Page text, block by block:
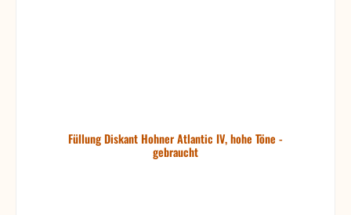
Füllung Diskant Hohner Atlantic IV, hohe Töne -
gebraucht